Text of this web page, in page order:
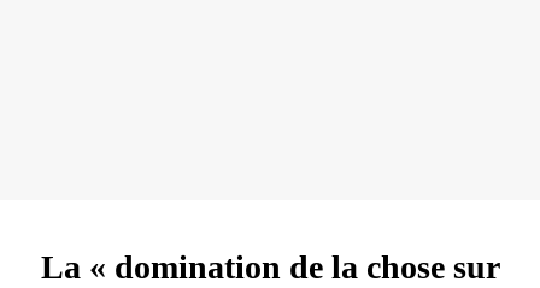
La « domination de la chose sur